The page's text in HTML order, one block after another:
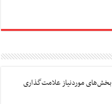
بخش‌های موردنیاز علامت‌گذاری